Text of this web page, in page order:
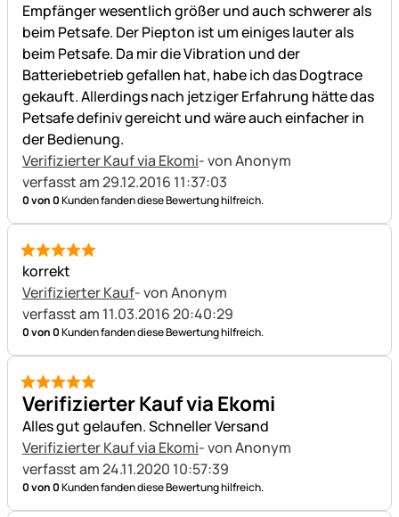
Empfänger wesentlich größer und auch schwerer als
beim Petsafe. Der Piepton ist um einiges lauter als
beim Petsafe. Da mir die Vibration und der
Batteriebetrieb gefallen hat, habe ich das Dogtrace
gekauft. Allerdings nach jetziger Erfahrung hätte das
Petsafe definiv gereicht und wäre auch einfacher in
der Bedienung.
Verifizierter Kauf via Ekomi- von Anonym
verfasst am 29.12.2016 11:37:03
0 von 0Kunden fanden diese Bewertung hilfreich.
5 von 5
korrekt
Verifizierter Kauf- von Anonym
verfasst am 11.03.2016 20:40:29
0 von 0Kunden fanden diese Bewertung hilfreich.
5 von 5
Verifizierter Kauf via Ekomi
Alles gut gelaufen. Schneller Versand
Verifizierter Kauf via Ekomi- von Anonym
verfasst am 24.11.2020 10:57:39
0 von 0Kunden fanden diese Bewertung hilfreich.